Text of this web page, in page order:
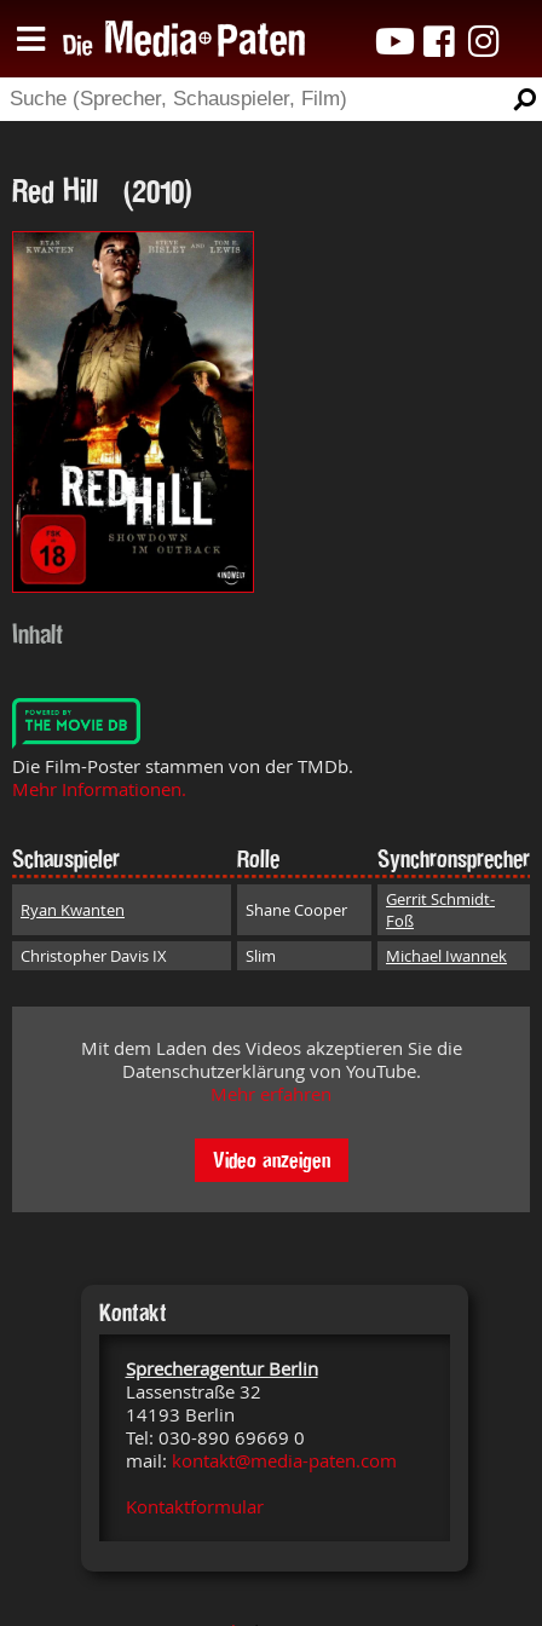
Red Hill (2010)
Inhalt
Die Film-Poster stammen von der TMDb.
Mehr Informationen.
Schauspieler Rolle Synchronsprecher
Ryan Kwanten Shane Cooper
Gerrit Schmidt-
Foß
Christopher Davis IX
Slim Michael Iwannek
Mit dem Laden des Videos akzeptieren Sie die
Datenschutzerklärung von YouTube.
Mehr erfahren
Video anzeigen
Kontakt
Sprecheragentur Berlin
Lassenstraße 32
14193 Berlin
Tel: 030-890 69669 0
mail: kontakt@media-paten.com
Kontaktformular